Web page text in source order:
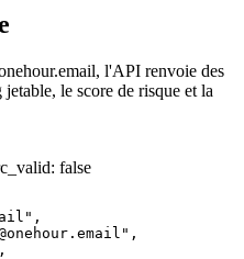
l'API renvoie des
le score de risque et la
: false